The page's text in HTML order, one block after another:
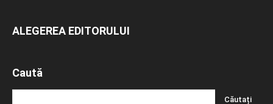
ALEGEREA EDITORULUI
Caută